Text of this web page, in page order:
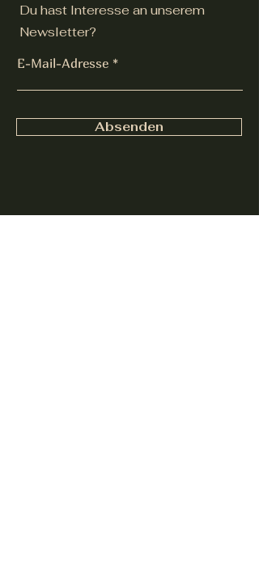
Du hast Interesse an unserem
Newsletter?
E-Mail-Adresse
Absenden